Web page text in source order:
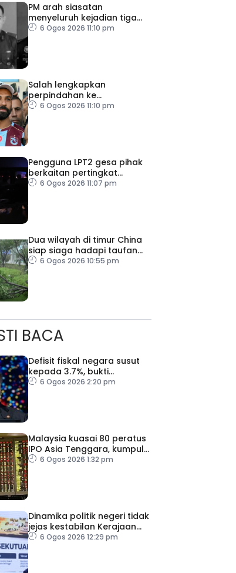
SCORE Marathon 2026 Melalui Kerjasama
Larian Antarabangsa
PM arah siasatan
menyeluruh kejadian tiga
anggota polis maut akibat
6 Ogos 2026 11:10 pm
Salah lengkapkan
perpindahan ke
Trabzonspor
6 Ogos 2026 11:10 pm
Pengguna LPT2 gesa pihak
berkaitan pertingkat
keselamatan
6 Ogos 2026 11:07 pm
Dua wilayah di timur China
siap siaga hadapi taufan
Dolphin
6 Ogos 2026 10:55 pm
BACA
Defisit fiskal negara susut
kepada 3.7%, bukti
keyakinan pelabur masih
6 Ogos 2026 2:20 pm
Malaysia kuasai 80 peratus
IPO Asia Tenggara, kumpul
AS$1.4 bilion separuh
6 Ogos 2026 1:32 pm
Dinamika politik negeri tidak
jejas kestabilan Kerajaan
Perpaduan Persekutuan –
6 Ogos 2026 12:29 pm